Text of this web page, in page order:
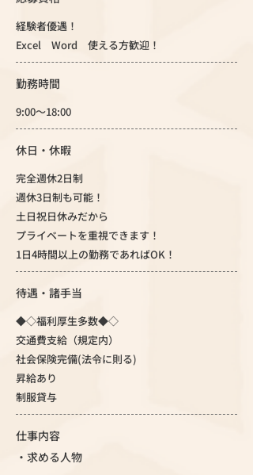
経験者優遇！
Excel Word 使える方歓迎！
勤務時間
9:00～18:00
休日・休暇
完全週休2日制
週休3日制も可能！
土日祝日休みだから
プライベートを重視できます！
1日4時間以上の勤務であればOK！
待遇・諸手当
◆◇福利厚生多数◆◇
交通費支給（規定内）
社会保険完備(法令に則る)
昇給あり
制服貸与
仕事内容
・求める人物